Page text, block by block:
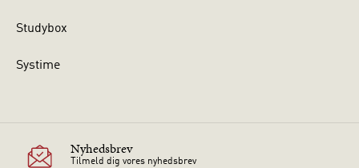
Studybox
Systime
Nyhedsbrev
Tilmeld dig vores nyhedsbrev